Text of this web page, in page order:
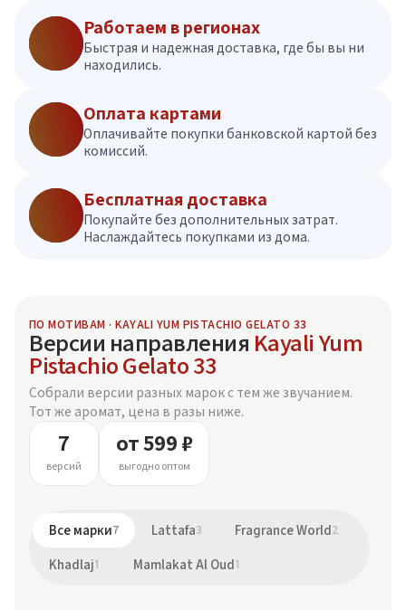
Работаем в регионах
Быстрая и надежная доставка, где бы вы ни
находились.
Оплата картами
Оплачивайте покупки банковской картой без
комиссий.
Бесплатная доставка
Покупайте без дополнительных затрат.
Наслаждайтесь покупками из дома.
ПО МОТИВАМ · KAYALI YUM PISTACHIO GELATO 33
Версии направления Kayali Yum
Pistachio Gelato 33
Собрали версии разных марок с тем же звучанием.
Тот же аромат, цена в разы ниже.
7
версий
от 599 ₽
выгодно оптом
Все марки7 Lattafa3 Fragrance World2
Khadlaj1 Mamlakat Al Oud1